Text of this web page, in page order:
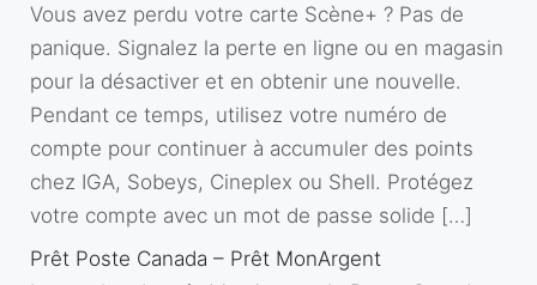
Vous avez perdu votre carte Scène+ ? Pas de
panique. Signalez la perte en ligne ou en magasin
pour la désactiver et en obtenir une nouvelle.
Pendant ce temps, utilisez votre numéro de
compte pour continuer à accumuler des points
chez IGA, Sobeys, Cineplex ou Shell. Protégez
votre compte avec un mot de passe solide […]
Prêt Poste Canada – Prêt MonArgent